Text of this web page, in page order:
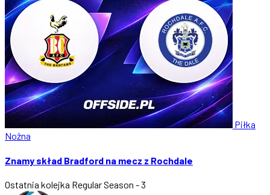
Piłka
Nożna
Znamy skład Bradford na mecz z Rochdale
Ostatnia kolejka Regular Season - 3